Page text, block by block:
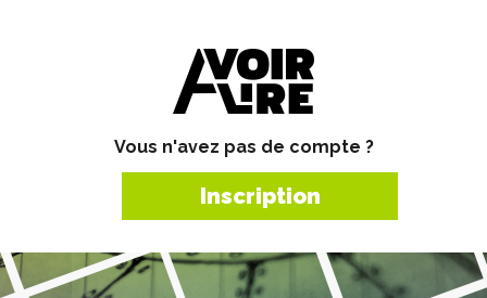
Vous n'avez pas de compte ?
Inscription